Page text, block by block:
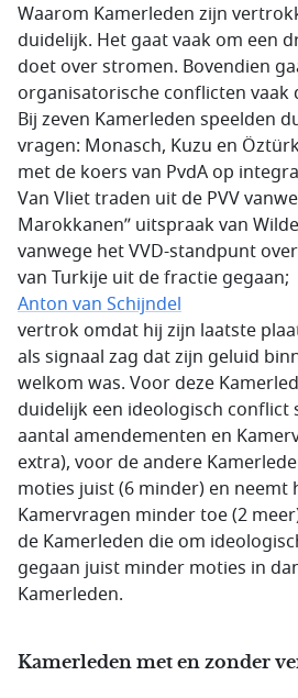
Waarom Kamerleden zijn
duidelijk. Het gaat vaak om een
doet over stromen. Bovendien
organisatorische conflicten vaak
Bij zeven Kamerleden speelden
vragen: Monasch, Kuzu en
met de koers van PvdA op
Van Vliet traden uit de PVV
Marokkanen” uitspraak van
vanwege het VVD-standpunt
van Turkije uit de fractie gegaan;
Anton van Schijndel
vertrok omdat hij zijn laatste
als signaal zag dat zijn geluid
welkom was. Voor deze
duidelijk een ideologisch conflict
aantal amendementen en
extra), voor de andere
moties juist (6 minder) en neemt
Kamervragen minder toe (2
de Kamerleden die om
gegaan juist minder moties in
Kamerleden.
Kamerleden met en zonder